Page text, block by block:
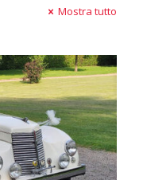
Mostra tutto